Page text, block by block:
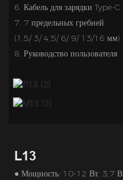
6. Кабель для зарядки Type-C
7. 7 предельных гребней
(1,5/ 3/ 4,5/ 6/ 9/ 13/16 мм)
8. Руководство пользователя
L13
● Мощность: 10-12 Вт, 3,7 В